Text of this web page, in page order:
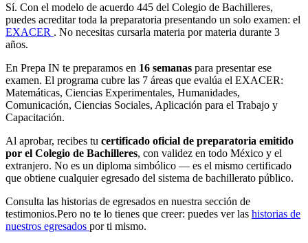
Sí. Con el modelo de acuerdo 445 del Colegio de Bachilleres,
puedes acreditar toda la preparatoria presentando un solo examen: el
EXACER . No necesitas cursarla materia por materia durante 3
años.
En Prepa IN te preparamos en 16 semanas para presentar ese
examen. El programa cubre las 7 áreas que evalúa el EXACER:
Matemáticas, Ciencias Experimentales, Humanidades,
Comunicación, Ciencias Sociales, Aplicación para el Trabajo y
Capacitación.
Al aprobar, recibes tu certificado oficial de preparatoria emitido
por el Colegio de Bachilleres, con validez en todo México y el
extranjero. No es un diploma simbólico — es el mismo certificado
que obtiene cualquier egresado del sistema de bachillerato público.
Consulta las historias de egresados en nuestra sección de
testimonios.Pero no te lo tienes que creer: puedes ver las historias de
nuestros egresados por ti mismo.